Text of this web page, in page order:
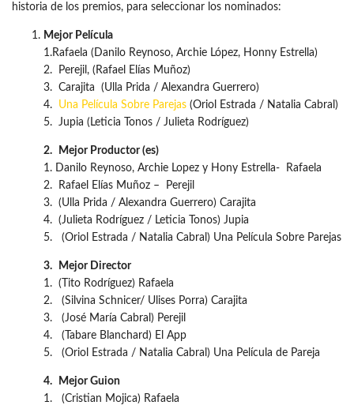
historia de los premios, para seleccionar los nominados:
Mejor Película
1.Rafaela (Danilo Reynoso, Archie López, Honny Estrella)
2. Perejil, (Rafael Elías Muñoz)
3. Carajita (Ulla Prida / Alexandra Guerrero)
4. Una Película Sobre Parejas (Oriol Estrada / Natalia Cabral)
5. Jupia (Leticia Tonos / Julieta Rodríguez)
2.
Mejor Productor (es)
1. Danilo Reynoso, Archie Lopez y Hony Estrella- Rafaela
2. Rafael Elías Muñoz – Perejil
3. (Ulla Prida / Alexandra Guerrero) Carajita
4. (Julieta Rodríguez / Leticia Tonos) Jupia
5. (Oriol Estrada / Natalia Cabral) Una Película Sobre Parejas
3.
Mejor Director
1. (Tito Rodríguez) Rafaela
2. (Silvina Schnicer/ Ulises Porra) Carajita
3. (José María Cabral) Perejil
4. (Tabare Blanchard) El App
5. (Oriol Estrada / Natalia Cabral) Una Película de Pareja
4.
Mejor Guion
1. (Cristian Mojica) Rafaela